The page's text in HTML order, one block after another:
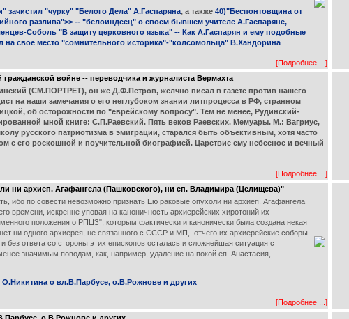
"чурку" "Белого Дела" А.Гаспаряна, а также 40)"Беспонтовщина от
разлива">> -- "белоиндеец" о своем бывшем учителе А.Гаспаряне,
Соболь "В защиту церковного языка" -- Как А.Гаспарян и ему подобные
на свое место "сомнительного историка"-"колсомольца" В.Хандорина
[Подробнее ...]
войне -- переводчика и журналиста Вермахта
(СМ.ПОРТРЕТ), он же Д.Ф.Петров, желчно писал в газете против нашего
на наши замечания о его неглубоком знании литпроцесса в РФ, странном
об осторожности по "еврейскому вопросу". Тем не менее, Рудинский-
мной книге: С.П.Раевский. Пять веков Раевских. Мемуары. М.: Вагриус,
русского патриотизма в эмиграции, старался быть объективным, хотя часто
с его роскошной и поучительной биографией. Царствие ему небесное и вечный
[Подробнее ...]
ни архиеп. Агафангела (Пашковского), ни еп. Владимира (Целищева)"
ибо по совести невозможно признать Ею раковые опухоли ни архиеп. Агафангела
искренне уповая на каноничность архиерейских хиротоний их
положения о РПЦЗ", которым фактически и канонически была создана некая
ни одного архиерея, не связанного с СССР и МП, отчего их архиерейские соборы
ответа со стороны этих епископов осталась и сложнейшая ситуация с
значимым поводам, как, например, удаление на покой еп. Анастасия,
о вл.В.Парбусе, о.В.Рожнове и других
[Подробнее ...]